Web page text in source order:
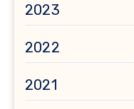
2023
2022
2021